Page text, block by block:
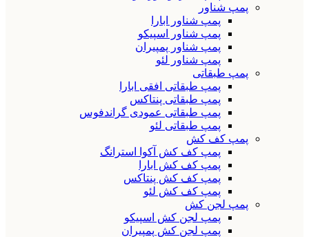
پمپ شناور
پمپ شناور ابارا
پمپ شناور اسپیکو
پمپ شناور پمپیران
پمپ شناور لئو
پمپ طبقاتی
پمپ طبقاتی افقی ابارا
پمپ طبقاتی پنتاکس
پمپ طبقاتی عمودی گراندفوس
پمپ طبقاتی لئو
پمپ کف کش
پمپ کف کش آکوا استرانگ
پمپ کف کش ابارا
پمپ کف کش پنتاکس
پمپ کف کش لئو
پمپ لجن کش
پمپ لجن کش اسپیکو
پمپ لجن کش پمپیران